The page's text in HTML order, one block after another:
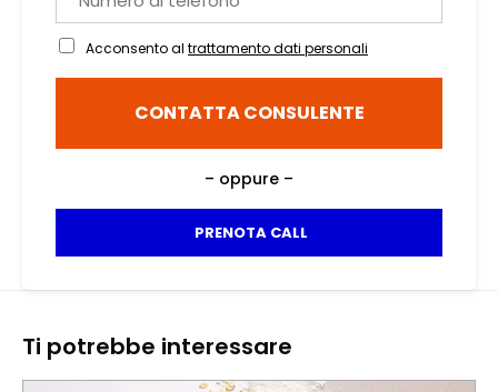
g
n
o
a
e
a
*
m
e
r
l
f
n
Acconsento al trattamento dati personali
CONTATTA CONSULENTE
– oppure –
PRENOTA CALL
Ti potrebbe interessare